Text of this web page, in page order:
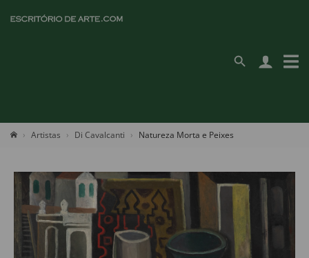
Artistas Di Cavalcanti Natureza Morta e Peixes